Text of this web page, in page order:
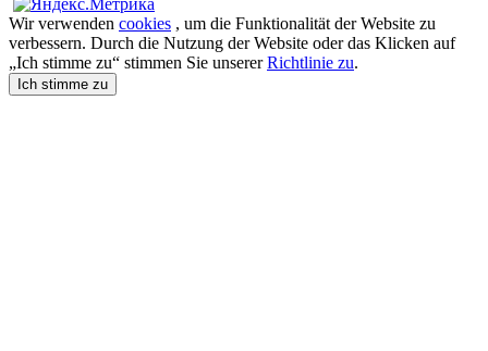
Wir verwenden cookies , um die Funktionalität der Website zu
verbessern. Durch die Nutzung der Website oder das Klicken auf
„Ich stimme zu“ stimmen Sie unsererRichtlinie zu.
Ich stimme zu